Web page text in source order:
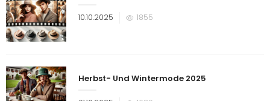
Veröffentlicht
10.10.2025 1855
Herbst- Und Wintermode 2025